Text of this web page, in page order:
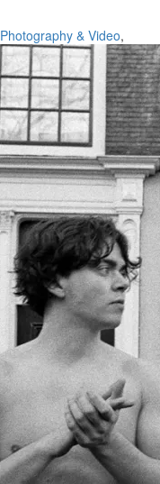
Photography & Video,